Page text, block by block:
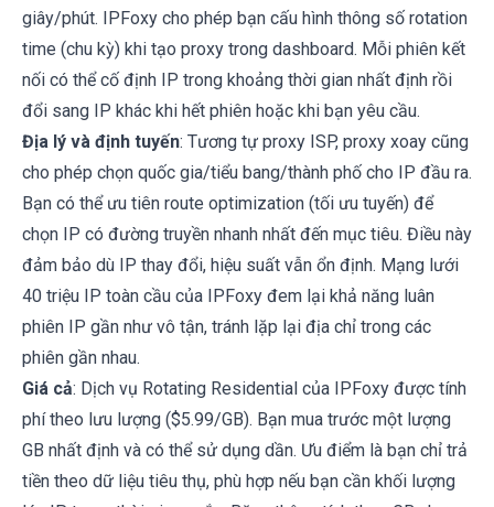
giây/phút. IPFoxy cho phép bạn cấu hình thông số rotation
time (chu kỳ) khi tạo proxy trong dashboard. Mỗi phiên kết
nối có thể cố định IP trong khoảng thời gian nhất định rồi
đổi sang IP khác khi hết phiên hoặc khi bạn yêu cầu.
Địa lý và định tuyến: Tương tự proxy ISP, proxy xoay cũng
cho phép chọn quốc gia/tiểu bang/thành phố cho IP đầu ra.
Bạn có thể ưu tiên route optimization (tối ưu tuyến) để
chọn IP có đường truyền nhanh nhất đến mục tiêu. Điều này
đảm bảo dù IP thay đổi, hiệu suất vẫn ổn định. Mạng lưới
40 triệu IP toàn cầu của IPFoxy đem lại khả năng luân
phiên IP gần như vô tận, tránh lặp lại địa chỉ trong các
phiên gần nhau.
Giá cả: Dịch vụ Rotating Residential của IPFoxy được tính
phí theo lưu lượng ($5.99/GB). Bạn mua trước một lượng
GB nhất định và có thể sử dụng dần. Ưu điểm là bạn chỉ trả
tiền theo dữ liệu tiêu thụ, phù hợp nếu bạn cần khối lượng